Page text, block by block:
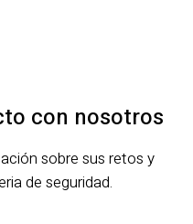
con nosotros
sobre sus retos y
de seguridad.